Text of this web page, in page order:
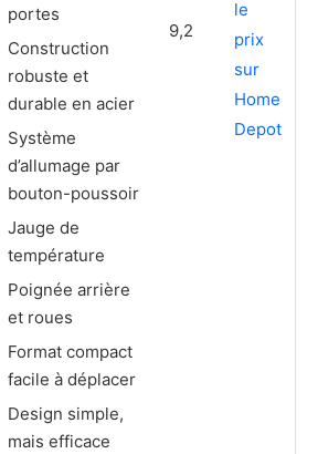
portes
Construction
robuste et
durable en acier
Système
d’allumage par
bouton-poussoir
Jauge de
température
Poignée arrière
et roues
Format compact
facile à déplacer
Design simple,
mais efficace
9,2
le
prix
sur
Home
Depot